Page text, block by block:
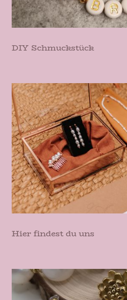
DIY Schmuckstück
Hier findest du uns